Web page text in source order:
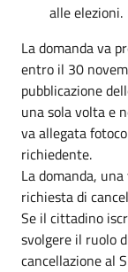
alle elezioni.
La domanda va
entro il 30
pubblicazione
una sola volta e
va allegata
richiedente.
La domanda,
richiesta di
Se il cittadino
svolgere il ruolo
cancellazione al